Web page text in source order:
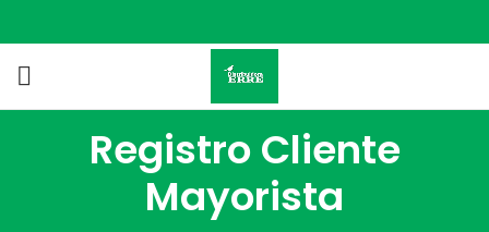
Registro Cliente
Mayorista